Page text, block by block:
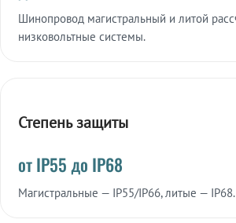
Шинопровод магистральный и литой
низковольтные системы.
Степень защиты
от IP55 до IP68
Магистральные — IP55/IP66, литые — IP68.